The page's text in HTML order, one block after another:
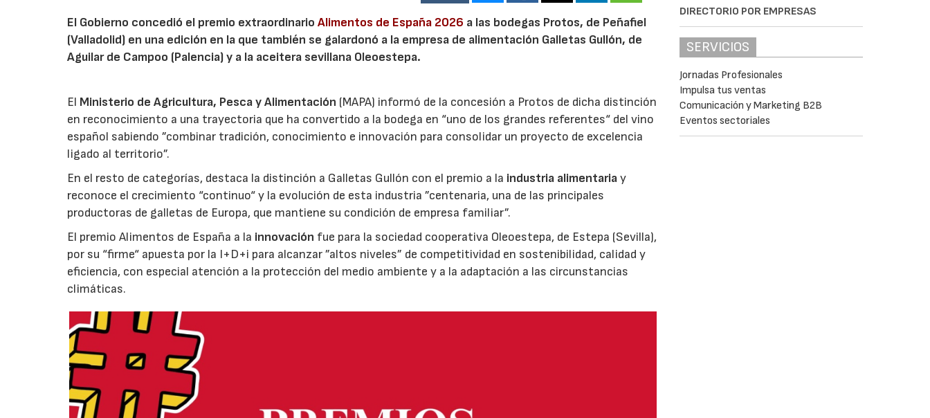
El Gobierno concedió el premio extraordinarioAlimentos de España 2026 a las bodegas Protos, de Peñafiel
(Valladolid) en una edición en la que también se galardonó a la empresa de alimentación Galletas Gullón, de
Aguilar de Campoo (Palencia) y a la aceitera sevillana Oleoestepa.
El Ministerio de Agricultura, Pesca y Alimentación (MAPA) informó de la concesión a Protos de dicha distinción
en reconocimiento a una trayectoria que ha convertido a la bodega en “uno de los grandes referentes“ del vino
español sabiendo ”combinar tradición, conocimiento e innovación para consolidar un proyecto de excelencia
ligado al territorio”.
En el resto de categorías, destaca la distinción a Galletas Gullón con el premio a la industria alimentariay
reconoce el crecimiento “continuo“ y la evolución de esta industria ”centenaria, una de las principales
productoras de galletas de Europa, que mantiene su condición de empresa familiar”.
El premio Alimentos de España a la innovación fue para la sociedad cooperativa Oleoestepa, de Estepa (Sevilla),
por su “firme“ apuesta por la I+D+i para alcanzar ”altos niveles” de competitividad en sostenibilidad, calidad y
eficiencia, con especial atención a la protección del medio ambiente y a la adaptación a las circunstancias
climáticas.
DIRECTORIO POR EMPRESAS
SERVICIOS
Jornadas Profesionales
Impulsa tus ventas
Comunicación y Marketing B2B
Eventos sectoriales